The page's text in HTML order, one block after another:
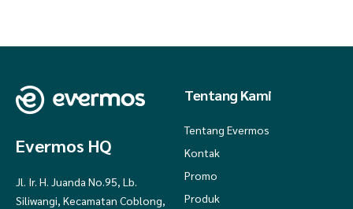
Evermos HQ
Jl. Ir. H. Juanda No.95, Lb.
Siliwangi, Kecamatan Coblong,
Tentang Kami
Tentang Evermos
Kontak
Promo
Produk